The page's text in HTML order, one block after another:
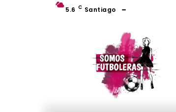
5.6 C Santiago